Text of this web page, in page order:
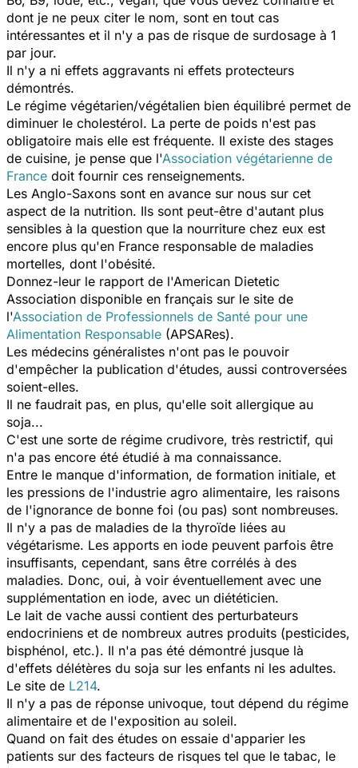
dont je ne peux citer le nom, sont en tout cas
intéressantes et il n'y a pas de risque de surdosage à 1
par jour.
Il n'y a ni effets aggravants ni effets protecteurs
démontrés.
Le régime végétarien/végétalien bien équilibré permet de
diminuer le cholestérol. La perte de poids n'est pas
obligatoire mais elle est fréquente. Il existe des stages
de cuisine, je pense que l'Association végétarienne de
France doit fournir ces renseignements.
Les Anglo-Saxons sont en avance sur nous sur cet
aspect de la nutrition. Ils sont peut-être d'autant plus
sensibles à la question que la nourriture chez eux est
encore plus qu'en France responsable de maladies
mortelles, dont l'obésité.
Donnez-leur le rapport de l'American Dietetic
Association disponible en français sur le site de
l'Association de Professionnels de Santé pour une
Alimentation Responsable (APSARes).
Les médecins généralistes n'ont pas le pouvoir
d'empêcher la publication d'études, aussi controversées
soient-elles.
Il ne faudrait pas, en plus, qu'elle soit allergique au
soja...
C'est une sorte de régime crudivore, très restrictif, qui
n'a pas encore été étudié à ma connaissance.
Entre le manque d'information, de formation initiale, et
les pressions de l'industrie agro alimentaire, les raisons
de l'ignorance de bonne foi (ou pas) sont nombreuses.
Il n'y a pas de maladies de la thyroïde liées au
végétarisme. Les apports en iode peuvent parfois être
insuffisants, cependant, sans être corrélés à des
maladies. Donc, oui, à voir éventuellement avec une
supplémentation en iode, avec un diététicien.
Le lait de vache aussi contient des perturbateurs
endocriniens et de nombreux autres produits (pesticides,
bisphénol, etc.). Il n'a pas été démontré jusque là
d'effets délétères du soja sur les enfants ni les adultes.
Le site de L214.
Il n'y a pas de réponse univoque, tout dépend du régime
alimentaire et de l'exposition au soleil.
Quand on fait des études on essaie d'apparier les
patients sur des facteurs de risques tel que le tabac, le